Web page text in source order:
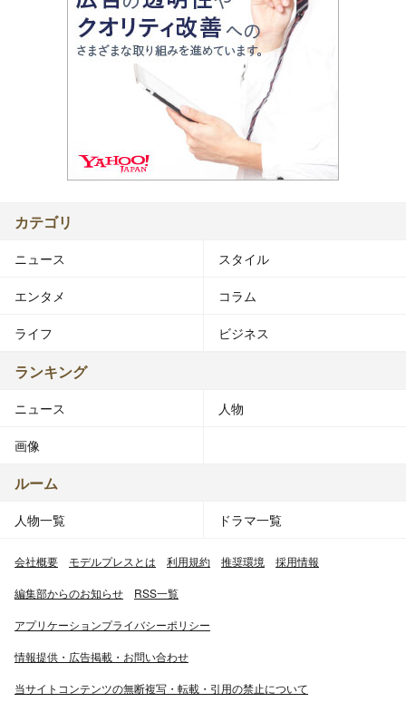
カテゴリ
ニュース スタイル
エンタメ コラム
ライフ ビジネス
ランキング
ニュース 人物
画像
ルーム
人物一覧 ドラマ一覧
会社概要 モデルプレスとは 利用規約 推奨環境 採用情報
編集部からのお知らせ RSS一覧
アプリケーションプライバシーポリシー
情報提供・広告掲載・お問い合わせ
当サイトコンテンツの無断複写・転載・引用の禁止について